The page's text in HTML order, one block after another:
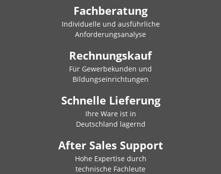
Fachberatung
Individuelle und ausführliche
Anforderungsanalyse
Rechnungskauf
Für Gewerbekunden und
Bildungseinrichtungen
Schnelle Lieferung
Ihre Ware ist in
Deutschland lagernd
After Sales Support
Hohe Expertise durch
technische Fachleute